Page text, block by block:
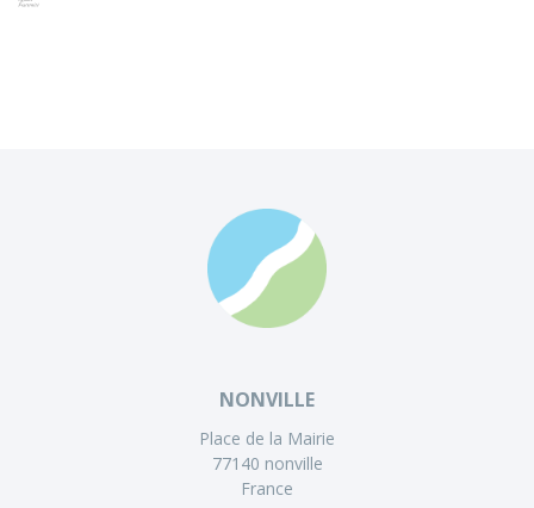
NONVILLE
Place de la Mairie
77140 nonville
France